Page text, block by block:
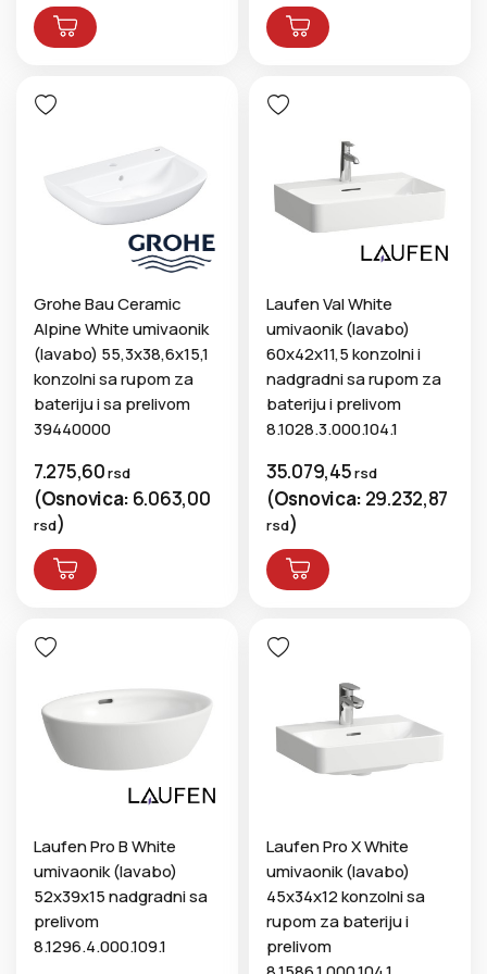
Hatria, Catalano, Galassia i drugi.
Posetite našu online prodavnicu i pronađite savršeni
propustite priliku da unapredite svoje kupatilo sa našim
Grohe Bau Ceramic
Alpine White umivaonik
(lavabo) 55,3x38,6x15,1
konzolni sa rupom za
bateriju i sa prelivom
39440000
7.275,60rsd
(Osnovica: 6.063,00
rsd)
Laufen Val White
umivaonik (lavabo)
60x42x11,5 konzolni i
nadgradni sa rupom za
bateriju i prelivom
8.1028.3.000.104.1
35.079,45rsd
(Osnovica: 29.232,87
rsd)
Laufen Pro B White
umivaonik (lavabo)
52x39x15 nadgradni sa
prelivom
8.1296.4.000.109.1
Laufen Pro X White
umivaonik (lavabo)
45x34x12 konzolni sa
rupom za bateriju i
prelivom